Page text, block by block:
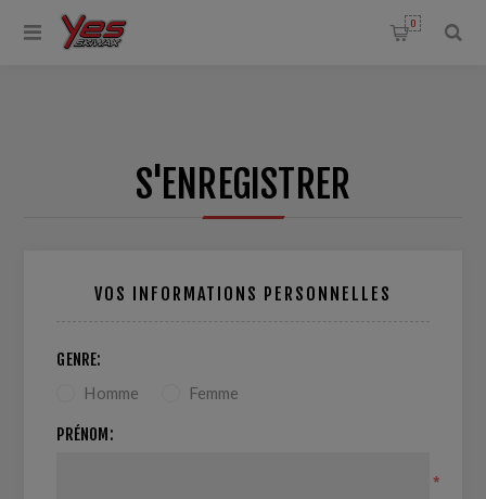
0
S'ENREGISTRER
VOS INFORMATIONS PERSONNELLES
GENRE:
Homme Femme
PRÉNOM:
*